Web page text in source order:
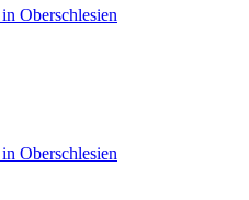
Oberschlesien
Oberschlesien